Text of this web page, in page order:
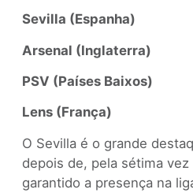
Sevilla (Espanha)
Arsenal (Inglaterra)
PSV (Países Baixos)
Lens (França)
O Sevilla é o grande
depois de, pela sétima
garantido a presença na